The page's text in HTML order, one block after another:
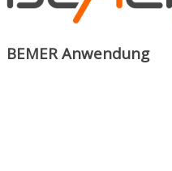
BEMER Anwendung